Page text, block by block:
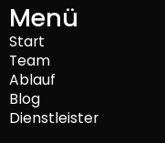
Menü
Start
Team
Ablauf
Blog
Dienstleister